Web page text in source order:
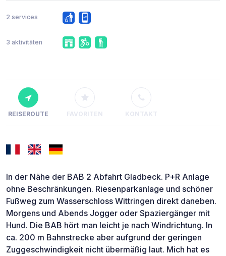
2 services
3 aktivitäten
REISEROUTE FAVORITEN KONTAKT
In der Nähe der BAB 2 Abfahrt Gladbeck. P+R Anlage
ohne Beschränkungen. Riesenparkanlage und schöner
Fußweg zum Wasserschloss Wittringen direkt daneben.
Morgens und Abends Jogger oder Spaziergänger mit
Hund. Die BAB hört man leicht je nach Windrichtung. In
ca. 200 m Bahnstrecke aber aufgrund der geringen
Zuggeschwindigkeit nicht übermäßig laut. Mich hat es